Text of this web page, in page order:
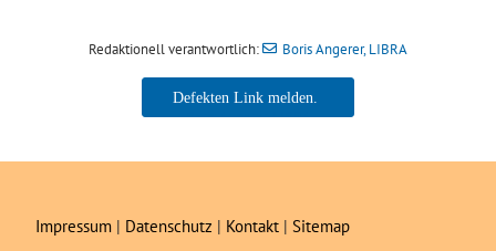
Redaktionell verantwortlich: Boris Angerer, LIBRA
Boris Angerer, LIBRA
Impressum | Datenschutz | Kontakt | Sitemap